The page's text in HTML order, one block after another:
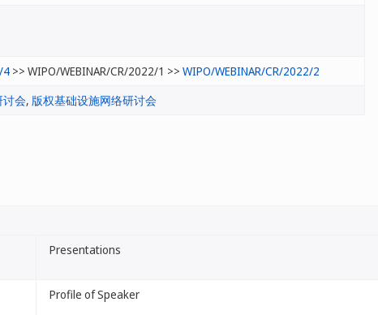
4 >> WIPO/WEBINAR/CR/2022/1 >> WIPO/WEBINAR/CR/2022/2
讨会, 版权基础设施网络研讨会
Presentations
Profile of Speaker